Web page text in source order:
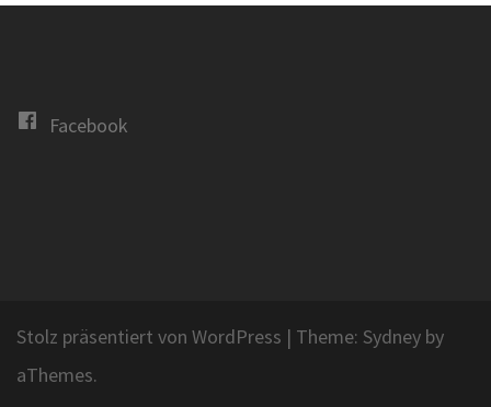
Facebook
Stolz präsentiert von WordPress | Theme: Sydney by
aThemes.